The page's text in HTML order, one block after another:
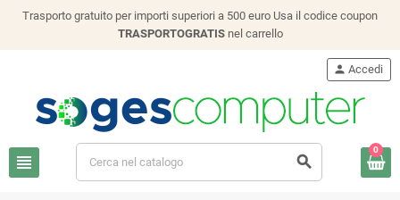
Trasporto gratuito per importi superiori a 500 euro Usa il codice coupon
TRASPORTOGRATISnel carrello
view_headline search
person Accedi
0